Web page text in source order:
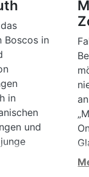
Boscos in
in
und